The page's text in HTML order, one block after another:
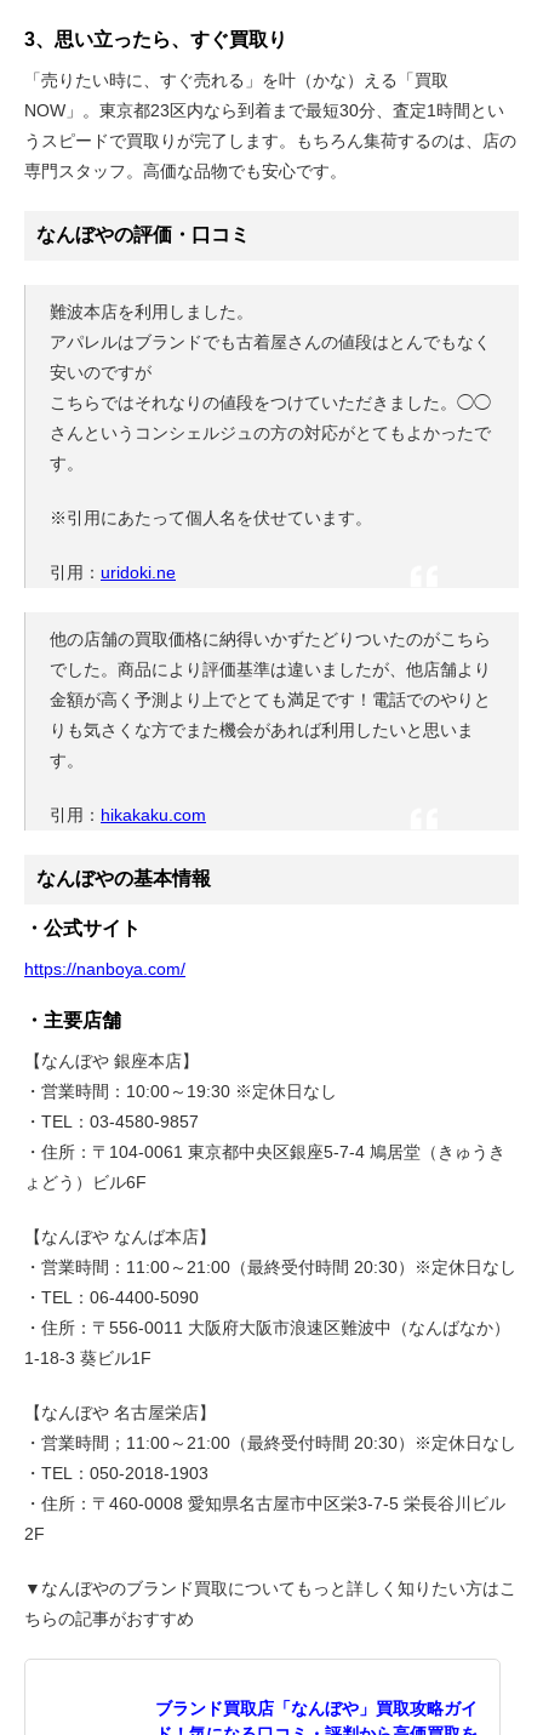
3、思い立ったら、すぐ買取り
「売りたい時に、すぐ売れる」を叶（かな）える「買取
NOW」。東京都23区内なら到着まで最短30分、査定1時間とい
うスピードで買取りが完了します。もちろん集荷するのは、店の
専門スタッフ。高価な品物でも安心です。
なんぼやの評価・口コミ
難波本店を利用しました。
アパレルはブランドでも古着屋さんの値段はとんでもなく
安いのですが
こちらではそれなりの値段をつけていただきました。◯◯
さんというコンシェルジュの方の対応がとてもよかったで
す。
※引用にあたって個人名を伏せています。
引用： uridoki.ne
他の店舗の買取価格に納得いかずたどりついたのがこちら
でした。商品により評価基準は違いましたが、他店舗より
金額が高く予測より上でとても満足です！電話でのやりと
りも気さくな方でまた機会があれば利用したいと思いま
す。
引用： hikakaku.com
なんぼやの基本情報
・公式サイト
https://nanboya.com/
・主要店舗
【なんぼや 銀座本店】
・営業時間：10:00～19:30 ※定休日なし
・TEL：03-4580-9857
・住所：〒104-0061 東京都中央区銀座5-7-4 鳩居堂（きゅうき
ょどう）ビル6F
【なんぼや なんば本店】
・営業時間：11:00～21:00（最終受付時間 20:30）※定休日なし
・TEL：06-4400-5090
・住所：〒556-0011 大阪府大阪市浪速区難波中（なんばなか）
1-18-3 葵ビル1F
【なんぼや 名古屋栄店】
・営業時間；11:00～21:00（最終受付時間 20:30）※定休日なし
・TEL：050-2018-1903
・住所：〒460-0008 愛知県名古屋市中区栄3-7-5 栄長谷川ビル
2F
▼なんぼやのブランド買取についてもっと詳しく知りたい方はこ
ちらの記事がおすすめ
ブランド買取店「なんぼや」買取攻略ガイ